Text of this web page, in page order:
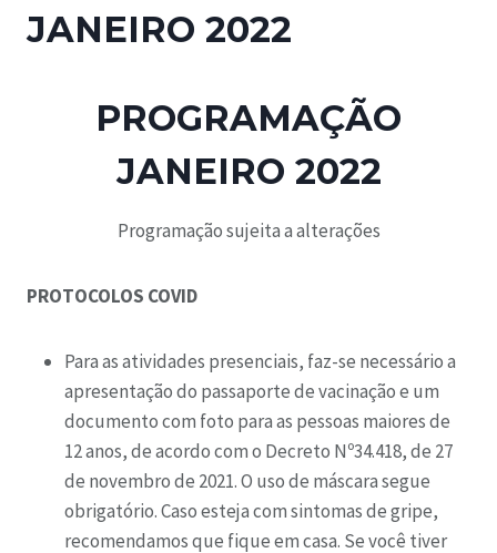
JANEIRO 2022
PROGRAMAÇÃO
JANEIRO 2022
Programação sujeita a alterações
PROTOCOLOS COVID
Para as atividades presenciais, faz-se necessário a
apresentação do passaporte de vacinação e um
documento com foto para as pessoas maiores de
12 anos, de acordo com o Decreto Nº34.418, de 27
de novembro de 2021. O uso de máscara segue
obrigatório. Caso esteja com sintomas de gripe,
recomendamos que fique em casa. Se você tiver